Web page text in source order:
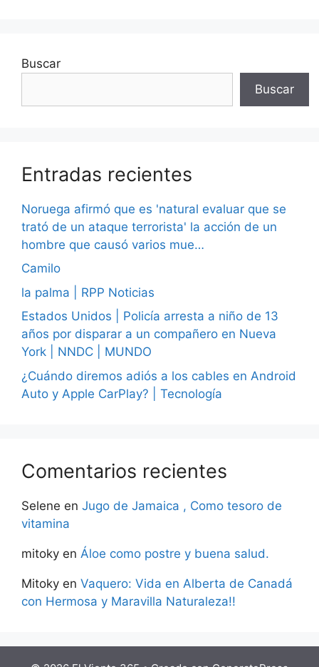
Buscar
Buscar
Entradas recientes
Noruega afirmó que es 'natural evaluar que se
trató de un ataque terrorista' la acción de un
hombre que causó varios mue…
Camilo
la palma | RPP Noticias
Estados Unidos | Policía arresta a niño de 13
años por disparar a un compañero en Nueva
York | NNDC | MUNDO
¿Cuándo diremos adiós a los cables en Android
Auto y Apple CarPlay? | Tecnología
Comentarios recientes
Selene en Jugo de Jamaica , Como tesoro de
vitamina
mitoky en Áloe como postre y buena salud.
Mitoky en Vaquero: Vida en Alberta de Canadá
con Hermosa y Maravilla Naturaleza!!